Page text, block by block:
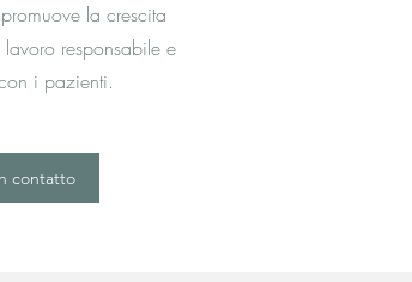
la crescita
responsabile e
i pazienti.
contatto